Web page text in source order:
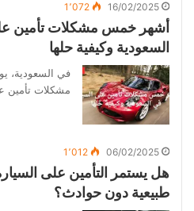
16/02/2025 1٬072
أشهر خمس مشكلات تأمين
السعودية وكيفية حلها
في السعودية،
مشكلات تأمين
06/02/2025 1٬012
هل يستمر التأمين على
طبيعية دون حوادث؟